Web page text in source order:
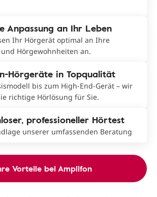
Anpassung an Ihr Leben
Ihr Hörgerät optimal an Ihre
und Hörgewohnheiten an.
Hörgeräte in Topqualität
bis zum High-End-Gerät – wir
richtige Hörlösung für Sie.
professioneller Hörtest
unserer umfassenden Beratung
Vorteile bei Amplifon